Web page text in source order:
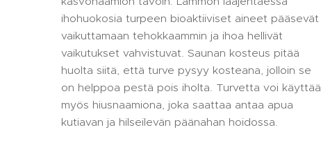
ihohuokosia turpeen bioaktiiviset aineet pääsevät
vaikuttamaan tehokkaammin ja ihoa hellivät
vaikutukset vahvistuvat. Saunan kosteus pitää
huolta siitä, että turve pysyy kosteana, jolloin se
on helppoa pestä pois iholta. Turvetta voi käyttää
myös hiusnaamiona, joka saattaa antaa apua
kutiavan ja hilseilevän päänahan hoidossa.